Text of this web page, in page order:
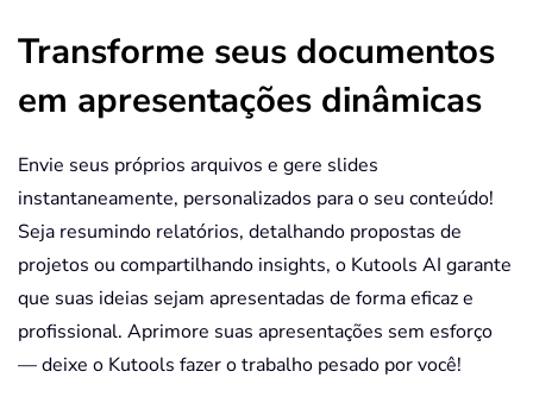
Transforme seus documentos
em apresentações dinâmicas
Envie seus próprios arquivos e gere slides
instantaneamente, personalizados para o seu conteúdo!
Seja resumindo relatórios, detalhando propostas de
projetos ou compartilhando insights, o Kutools AI garante
que suas ideias sejam apresentadas de forma eficaz e
profissional. Aprimore suas apresentações sem esforço
— deixe o Kutools fazer o trabalho pesado por você!